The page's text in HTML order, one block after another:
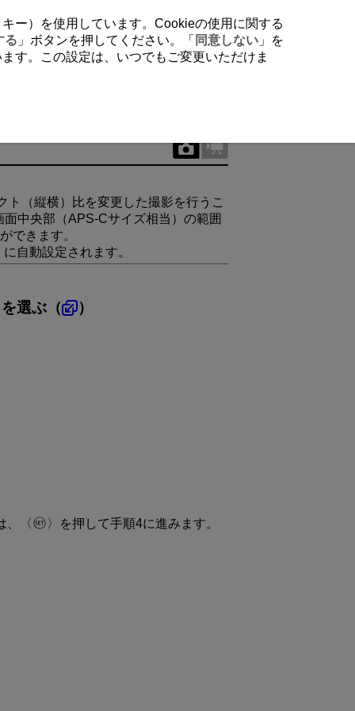
ト（縦横）比を変更した撮影を行うこ
面中央部（APS-Cサイズ相当）の範囲
できます。
に自動設定されます。
を選ぶ（
）
を押して手順4に進みます。
ー）を使用しています。Cookieの使用に関する
る 」ボタンを押してください。「 同意しない 」を
す。この設定は、いつでもご変更いただけま